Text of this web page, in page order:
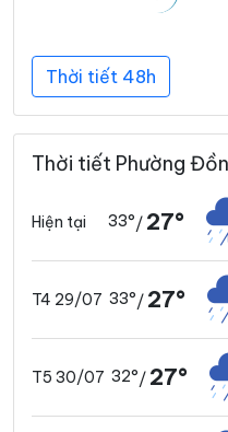
Thời tiết 48h
Thời tiết Phường
Hiện tại 33°/ 27°
T4 29/07 33°/ 27°
T5 30/07 32°/ 27°